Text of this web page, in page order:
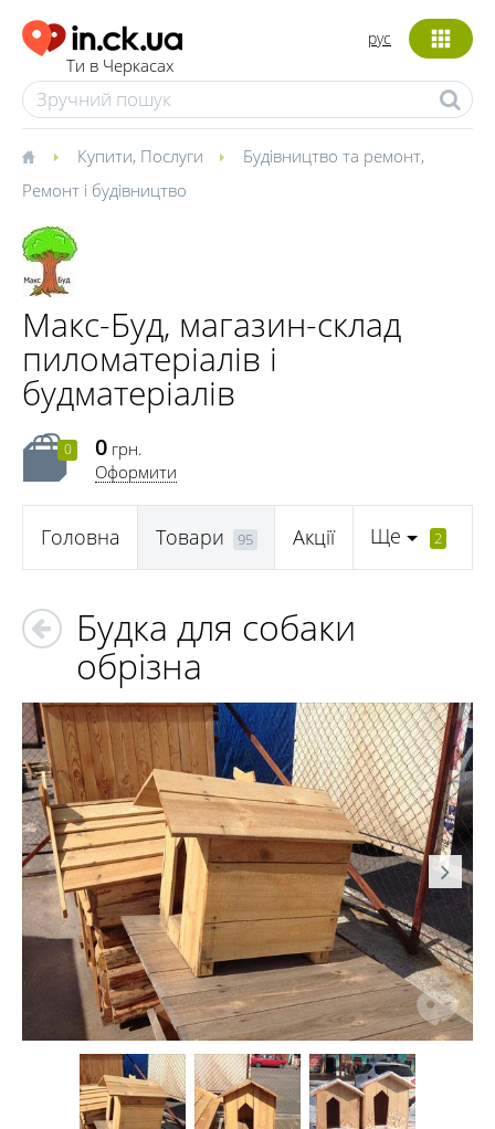
Ти в Черкасах
рус
Купити, Послуги Будівництво та ремонт,
Ремонт і будівництво
Макс-Буд, магазин-склад
пиломатеріалів і
будматеріалів
0 0 грн.
Оформити
Головна Товари 95 Акції Ще 2
Будка для собаки
обрізна